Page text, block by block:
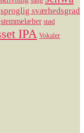
sproglig sværhedsgrad
stemmelæber stød
IPA Vokaler